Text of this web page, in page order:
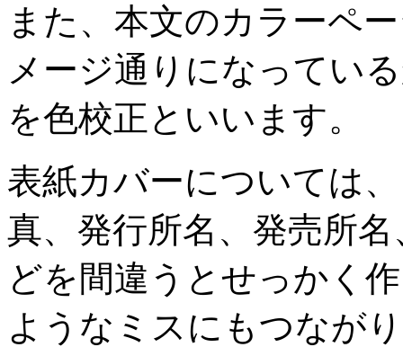
また、本文のカラーペ
メージ通りになってい
を色校正といいます。
表紙カバーについては
真、発行所名、発売所
どを間違うとせっかく
ようなミスにもつなが